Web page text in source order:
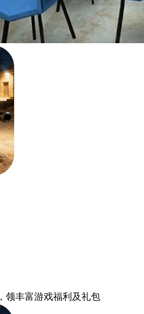
，领丰富游戏福利 及礼包